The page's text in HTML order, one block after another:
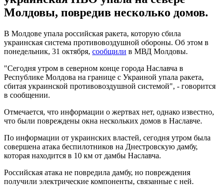
Молдовы, повредив несколько домов.
В Молдове упала российская ракета, которую сбила
украинская система противовоздушной обороны. Об этом в
понедельник, 31 октября, сообщили в МВД Молдовы.
"Сегодня утром в северном конце города Наславча в
Республике Молдова на границе с Украиной упала ракета,
сбитая украинской противовоздушной системой", - говорится
в сообщении.
Отмечается, что информации о жертвах нет, однако известно,
что были повреждены окна нескольких домов в Наславче.
По информации от украинских властей, сегодня утром была
совершена атака беспилотников на Днестровскую дамбу,
которая находится в 10 км от дамбы Наславча.
Российская атака не повредила дамбу, но повреждения
получили электрические компоненты, связанные с ней.